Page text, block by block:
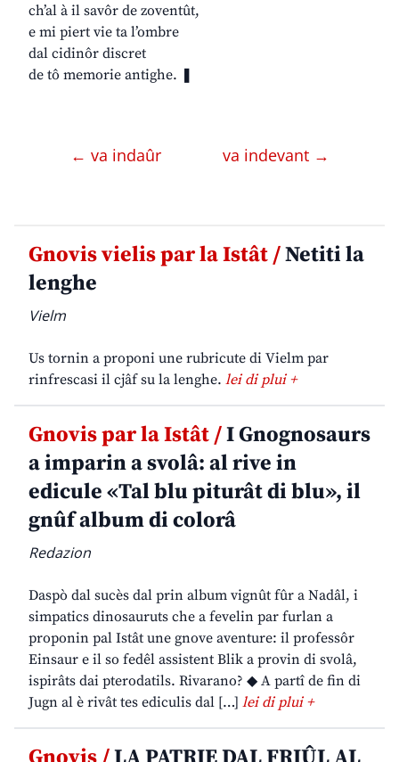
ch’al à il savôr de zoventût,
e mi piert vie ta l’ombre
dal cidinôr discret
de tô memorie antighe. ❚
← va indaûr va indevant →
Gnovis vielis par la Istât /Netiti la
lenghe
Vielm
Us tornin a proponi une rubricute di Vielm par
rinfrescasi il cjâf su la lenghe. lei di plui +
Gnovis par la Istât /I Gnognosaurs
a imparin a svolâ: al rive in
edicule «Tal blu piturât di blu», il
gnûf album di colorâ
Redazion
Daspò dal sucès dal prin album vignût fûr a Nadâl, i
simpatics dinosauruts che a fevelin par furlan a
proponin pal Istât une gnove aventure: il professôr
Einsaur e il so fedêl assistent Blik a provin di svolâ,
ispirâts dai pterodatils. Rivarano? ◆ A partî de fin di
Jugn al è rivât tes ediculis dal […] lei di plui +